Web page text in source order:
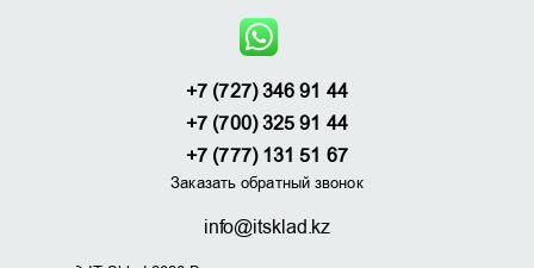
+7 (727) 346 91 44
+7 (700) 325 91 44
+7 (777) 131 51 67
Заказать обратный звонок
info@itsklad.kz